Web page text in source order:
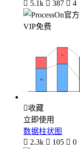
 5.1k  387  4
VIP免费
收藏
立即使用
数据柱状图
 2.3k  105  0